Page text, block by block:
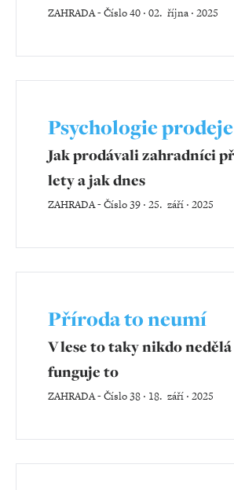
ZAHRADA-Číslo 40 ‧ 02. října ‧ 2025
Psychologie prodeje
Jak prodávali zahradníci
lety a jak dnes
ZAHRADA-Číslo 39 ‧ 25. září ‧ 2025
Příroda to neumí
V lese to taky nikdo nedělá
funguje to
ZAHRADA-Číslo 38 ‧ 18. září ‧ 2025